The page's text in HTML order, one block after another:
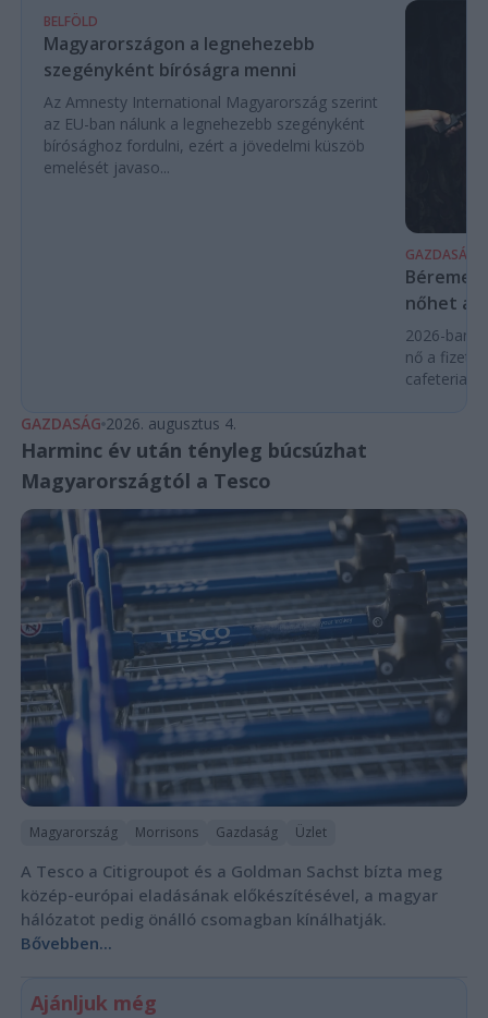
BELFÖLD
Magyarországon a legnehezebb
szegényként bíróságra menni
Az Amnesty International Magyarország szerint
az EU-ban nálunk a legnehezebb szegényként
bírósághoz fordulni, ezért a jövedelmi küszöb
emelését javaso...
GAZDASÁG
nőhet a
2026-ban
nő a
cafeteria
GAZDASÁG 2026. augusztus 4.
Harminc év után tényleg búcsúzhat
Magyarországtól a Tesco
Magyarország Morrisons Gazdaság Üzlet
A Tesco a Citigroupot és a Goldman Sachst bízta meg
közép-európai eladásának előkészítésével, a magyar
hálózatot pedig önálló csomagban kínálhatják.
Bővebben...
Ajánljuk még